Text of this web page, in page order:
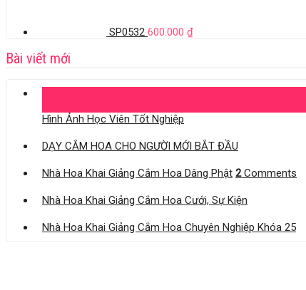
SP0532 600.000 ₫
Bài viết mới
Hình Ảnh Học Viên Tốt Nghiệp
DẠY CẮM HOA CHO NGƯỜI MỚI BẮT ĐẦU
Nhà Hoa Khai Giảng Cắm Hoa Dâng Phật 2Comments
Nhà Hoa Khai Giảng Cắm Hoa Cưới, Sự Kiện
Nhà Hoa Khai Giảng Cắm Hoa Chuyên Nghiệp Khóa 25